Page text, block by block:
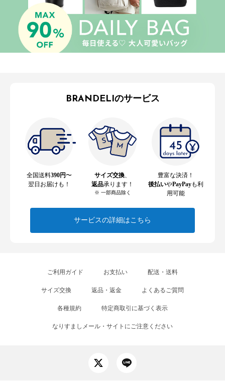
BRANDELIのサービス
全国送料390円〜
翌日お届けも！
サイズ交換
返品承ります！
※ 一部商品除く
豊富な決済！
後払いやPayPayも利
用可能
サービスの詳細はこちら
ご利用ガイド お支払い 配送・送料
サイズ交換 返品・返金 よくあるご質問
各種規約 特定商取引に基づく表示
なりすましメール・サイトにご注意ください